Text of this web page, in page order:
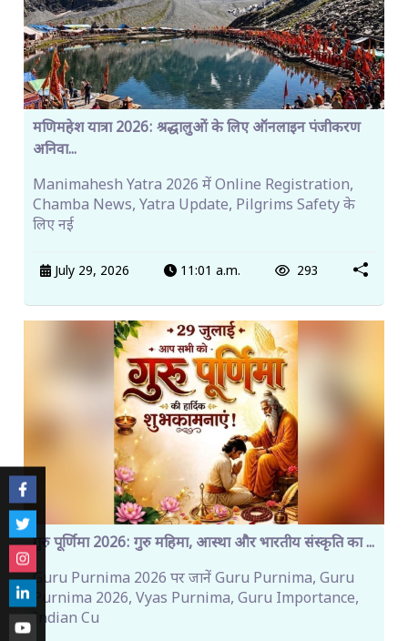
मणिमहेश यात्रा 2026: श्रद्धालुओं के लिए ऑनलाइन पंजीकरण
अनिवा...
Manimahesh Yatra 2026 में Online Registration,
Chamba News, Yatra Update, Pilgrims Safety के
लिए नई
July 29, 2026 11:01 a.m. 293
गुरु पूर्णिमा 2026: गुरु महिमा, आस्था और भारतीय संस्कृति का ...
Guru Purnima 2026 पर जानें Guru Purnima, Guru
Purnima 2026, Vyas Purnima, Guru Importance,
Indian Cu